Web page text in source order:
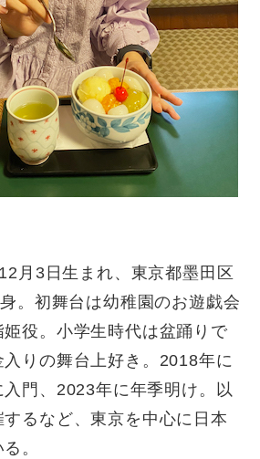
月3日生まれ、東京都墨田区
。初舞台は幼稚園のお遊戯会
姫役。小学生時代は盆踊りで
りの舞台上好き。2018年に
門、2023年に年季明け。以
るなど、東京を中心に日本
。